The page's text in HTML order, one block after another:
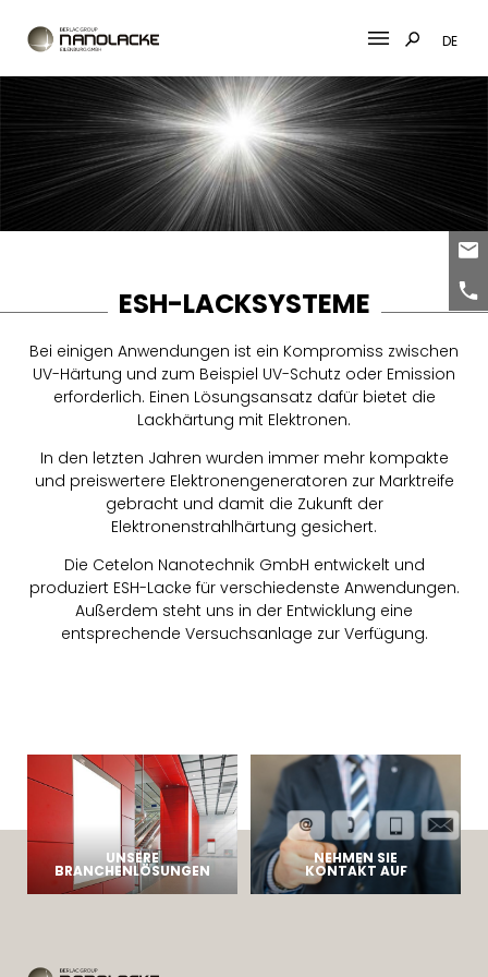
content
DE
ESH-LACKSYSTEME
Bei einigen Anwendungen ist ein Kompromiss zwischen
UV-Härtung und zum Beispiel UV-Schutz oder Emission
erforderlich. Einen Lösungsansatz dafür bietet die
Lackhärtung mit Elektronen.
In den letzten Jahren wurden immer mehr kompakte
und preiswertere Elektronengeneratoren zur Marktreife
gebracht und damit die Zukunft der
Elektronenstrahlhärtung gesichert.
Die Cetelon Nanotechnik GmbH entwickelt und
produziert ESH-Lacke für verschiedenste Anwendungen.
Außerdem steht uns in der Entwicklung eine
entsprechende Versuchsanlage zur Verfügung.
UNSERE
BRANCHENLÖSUNGEN
NEHMEN SIE
KONTAKT AUF